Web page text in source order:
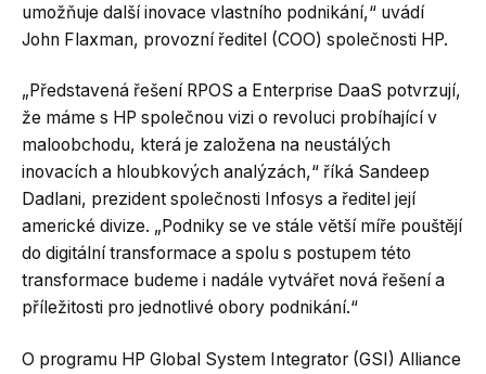
umožňuje další inovace vlastního podnikání,“ uvádí
John Flaxman, provozní ředitel (COO) společnosti HP.
„Představená řešení RPOS a Enterprise DaaS potvrzují,
že máme s HP společnou vizi o revoluci probíhající v
maloobchodu, která je založena na neustálých
inovacích a hloubkových analýzách,“ říká Sandeep
Dadlani, prezident společnosti Infosys a ředitel její
americké divize. „Podniky se ve stále větší míře pouštějí
do digitální transformace a spolu s postupem této
transformace budeme i nadále vytvářet nová řešení a
příležitosti pro jednotlivé obory podnikání.“
O programu HP Global System Integrator (GSI) Alliance